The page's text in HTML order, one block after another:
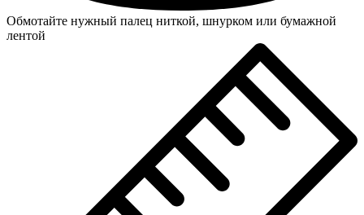
Обмотайте нужный палец ниткой, шнурком или бумажной
лентой